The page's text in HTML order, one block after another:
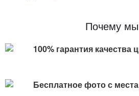
Почему
100% гарантия качества
Бесплатное фото с